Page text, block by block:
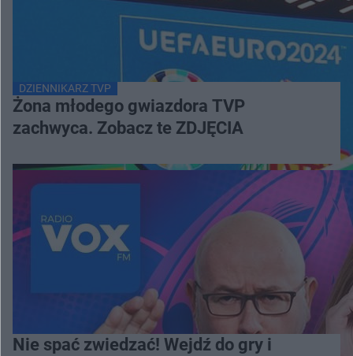
DZIENNIKARZ TVP
Żona młodego gwiazdora TVP
zachwyca. Zobacz te ZDJĘCIA
Nie spać zwiedzać! Wejdź do gry i